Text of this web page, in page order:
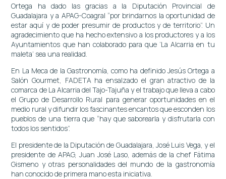
Ortega ha dado las gracias a la Diputación Provincial de
Guadalajara y a APAG-Coagral “por brindarnos la oportunidad de
estar aquí y de poder presumir de productos y de territorio”. Un
agradecimiento que ha hecho extensivo a los productores y a los
Ayuntamientos que han colaborado para que ‘La Alcarria en tu
maleta’ sea una realidad.
En La Meca de la Gastronomía, como ha definido Jesús Ortega a
Salón Gourmet, FADETA ha ensalzado el gran atractivo de la
comarca de La Alcarria del Tajo-Tajuña y el trabajo que lleva a cabo
el Grupo de Desarrollo Rural para generar oportunidades en el
medio rural y difundir los fascinantes encantos que esconden los
pueblos de una tierra que “hay que saborearla y disfrutarla con
todos los sentidos”.
El presidente de la Diputación de Guadalajara, José Luis Vega, y el
presidente de APAG, Juan José Laso, además de la chef Fátima
Gismeno y otras personalidades del mundo de la gastronomía
han conocido de primera mano esta iniciativa.